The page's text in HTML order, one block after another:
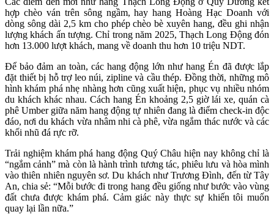
hợp chèo ván trên sông ngầm, hay hang Hoàng Hạc Doanh với
dòng sông dài 2,5 km cho phép chèo bè xuyên hang, đều ghi nhận
lượng khách ấn tượng. Chỉ trong năm 2025, Thạch Long Động đón
hơn 13.000 lượt khách, mang về doanh thu hơn 10 triệu NDT.
Để bảo đảm an toàn, các hang động lớn như hang Én đã được lắp
đặt thiết bị hỗ trợ leo núi, zipline và cầu thép. Đồng thời, những mô
hình khám phá nhẹ nhàng hơn cũng xuất hiện, phục vụ nhiều nhóm
du khách khác nhau. Cách hang Én khoảng 2,5 giờ lái xe, quán cà
phê Umber giữa năm hang động tự nhiên đang là điểm check-in độc
đáo, nơi du khách vừa nhâm nhi cà phê, vừa ngắm thác nước và các
khối nhũ đá rực rỡ.
Trải nghiệm khám phá hang động Quý Châu hiện nay không chỉ là
“ngắm cảnh” mà còn là hành trình tương tác, phiêu lưu và hòa mình
vào thiên nhiên nguyên sơ. Du khách như Trương Đình, đến từ Tây
An, chia sẻ: “Mỗi bước đi trong hang đều giống như bước vào vùng
đất chưa được khám phá. Cảm giác này thực sự khiến tôi muốn
quay lại lần nữa.”